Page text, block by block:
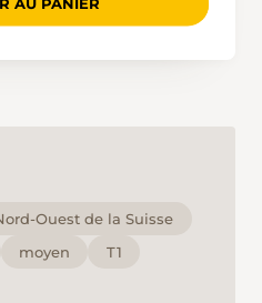
Ouest de la Suisse
moyen T1